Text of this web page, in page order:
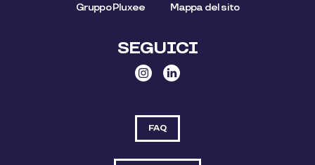
Gruppo Pluxee Mappa del sito
SEGUICI
FAQ